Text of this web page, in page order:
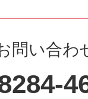
問い合わ